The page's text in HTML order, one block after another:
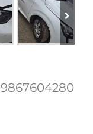
9867604280